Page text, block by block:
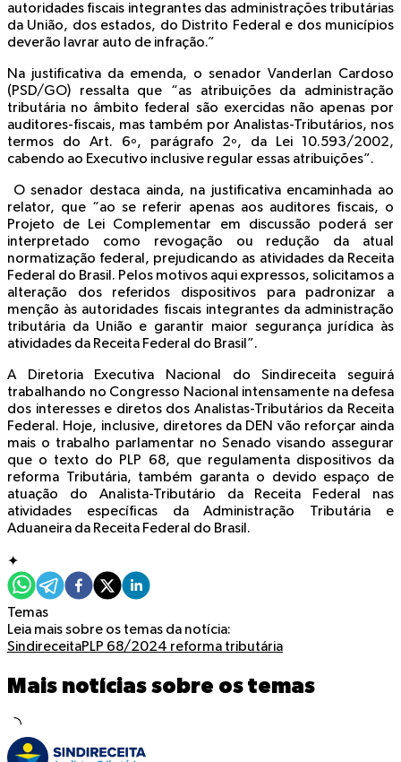
autoridades fiscais integrantes das administrações tributárias
da União, dos estados, do Distrito Federal e dos municípios
deverão lavrar auto de infração.”
Na justificativa da emenda, o senador Vanderlan Cardoso
(PSD/GO) ressalta que “as atribuições da administração
tributária no âmbito federal são exercidas não apenas por
auditores-fiscais, mas também por Analistas-Tributários, nos
termos do Art. 6º, parágrafo 2º, da Lei 10.593/2002,
cabendo ao Executivo inclusive regular essas atribuições”.
O senador destaca ainda, na justificativa encaminhada ao
relator, que “ao se referir apenas aos auditores fiscais, o
Projeto de Lei Complementar em discussão poderá ser
interpretado como revogação ou redução da atual
normatização federal, prejudicando as atividades da Receita
Federal do Brasil. Pelos motivos aqui expressos, solicitamos a
alteração dos referidos dispositivos para padronizar a
menção às autoridades fiscais integrantes da administração
tributária da União e garantir maior segurança jurídica às
atividades da Receita Federal do Brasil”.
A Diretoria Executiva Nacional do Sindireceita seguirá
trabalhando no Congresso Nacional intensamente na defesa
dos interesses e diretos dos Analistas-Tributários da Receita
Federal. Hoje, inclusive, diretores da DEN vão reforçar ainda
mais o trabalho parlamentar no Senado visando assegurar
que o texto do PLP 68, que regulamenta dispositivos da
reforma Tributária, também garanta o devido espaço de
atuação do Analista-Tributário da Receita Federal nas
atividades específicas da Administração Tributária e
Aduaneira da Receita Federal do Brasil.
✦
Temas
Leia mais sobre os temas da notícia:
SindireceitaPLP 68/2024 reforma tributária
Mais notícias sobre os temas